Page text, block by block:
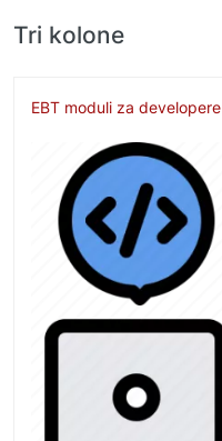
Tri kolone
EBT moduli za developere